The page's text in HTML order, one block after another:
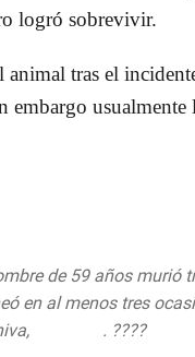
logró sobrevivir.
animal tras el
embargo usualmente
de 59 años murió
en al menos tres
. ????